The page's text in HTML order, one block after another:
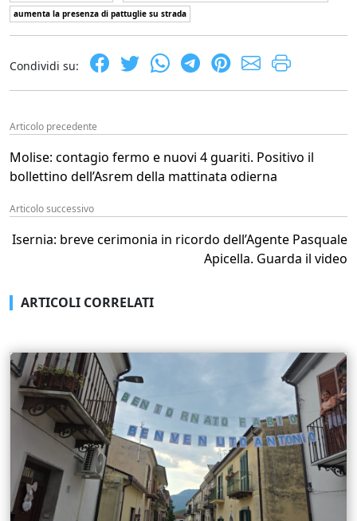
aumenta la presenza di pattuglie su strada
Condividi su:
Articolo precedente
Molise: contagio fermo e nuovi 4 guariti. Positivo il
bollettino dell’Asrem della mattinata odierna
Articolo successivo
Isernia: breve cerimonia in ricordo dell’Agente Pasquale
Apicella. Guarda il video
ARTICOLI CORRELATI